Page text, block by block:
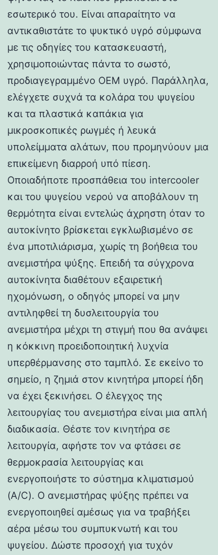
εσωτερικό του. Είναι απαραίτητο να
αντικαθιστάτε το ψυκτικό υγρό σύμφωνα
με τις οδηγίες του κατασκευαστή,
χρησιμοποιώντας πάντα το σωστό,
προδιαγεγραμμένο OEM υγρό. Παράλληλα,
ελέγχετε συχνά τα κολάρα του ψυγείου
και τα πλαστικά καπάκια για
μικροσκοπικές ρωγμές ή λευκά
υπολείμματα αλάτων, που προμηνύουν μια
επικείμενη διαρροή υπό πίεση.
Οποιαδήποτε προσπάθεια του intercooler
και του ψυγείου νερού να αποβάλουν τη
θερμότητα είναι εντελώς άχρηστη όταν το
αυτοκίνητο βρίσκεται εγκλωβισμένο σε
ένα μποτιλιάρισμα, χωρίς τη βοήθεια του
ανεμιστήρα ψύξης. Επειδή τα σύγχρονα
αυτοκίνητα διαθέτουν εξαιρετική
ηχομόνωση, ο οδηγός μπορεί να μην
αντιληφθεί τη δυσλειτουργία του
ανεμιστήρα μέχρι τη στιγμή που θα ανάψει
η κόκκινη προειδοποιητική λυχνία
υπερθέρμανσης στο ταμπλό. Σε εκείνο το
σημείο, η ζημιά στον κινητήρα μπορεί ήδη
να έχει ξεκινήσει. Ο έλεγχος της
λειτουργίας του ανεμιστήρα είναι μια απλή
διαδικασία. Θέστε τον κινητήρα σε
λειτουργία, αφήστε τον να φτάσει σε
θερμοκρασία λειτουργίας και
ενεργοποιήστε το σύστημα κλιματισμού
(A/C). Ο ανεμιστήρας ψύξης πρέπει να
ενεργοποιηθεί αμέσως για να τραβήξει
αέρα μέσω του συμπυκνωτή και του
ψυγείου. Δώστε προσοχή για τυχόν